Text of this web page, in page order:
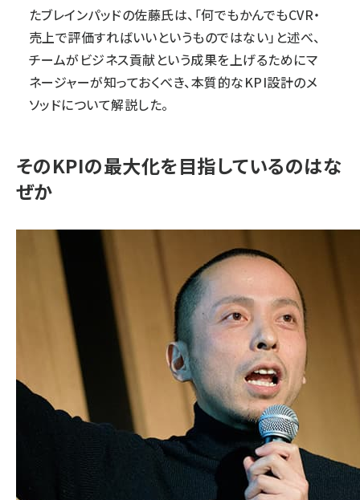
たブレインパッドの佐藤氏は、「何でもかんでもCVR・
売上で評価すればいいというものではない」と述べ、
チームがビジネス貢献という成果を上げるためにマ
ネージャーが知っておくべき、本質的なKPI設計のメ
ソッドについて解説した。
そのKPIの最大化を目指しているのはな
ぜか